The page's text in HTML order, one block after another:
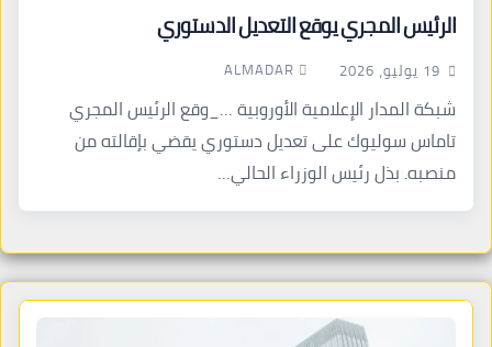
الرئيس المجري يوقع التعديل الدستوري
19 يوليو، 2026 ALMADAR
شبكة المدار الإعلامية الأوروبية …_وقع الرئيس المجري
تاماس سوليوك على تعديل دستوري يقضي بإقالته من
منصبه. بذل رئيس الوزراء الحالي…